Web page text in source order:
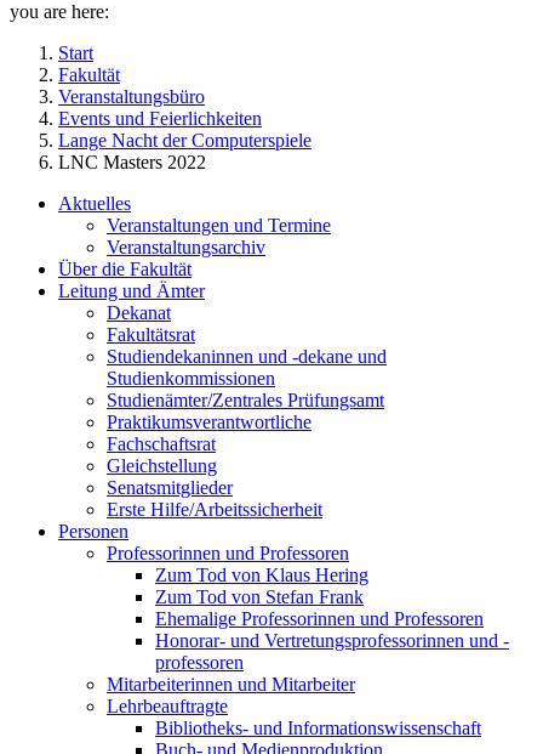
you are here:
Start
Fakultät
Veranstaltungsbüro
Events und Feierlichkeiten
Lange Nacht der Computerspiele
LNC Masters 2022
Aktuelles
Veranstaltungen und Termine
Veranstaltungsarchiv
Über die Fakultät
Leitung und Ämter
Dekanat
Fakultätsrat
Studiendekaninnen und -dekane und
Studienkommissionen
Studienämter/Zentrales Prüfungsamt
Praktikumsverantwortliche
Fachschaftsrat
Gleichstellung
Senatsmitglieder
Erste Hilfe/Arbeitssicherheit
Personen
Professorinnen und Professoren
Zum Tod von Klaus Hering
Zum Tod von Stefan Frank
Ehemalige Professorinnen und Professoren
Honorar- und Vertretungsprofessorinnen und -
professoren
Mitarbeiterinnen und Mitarbeiter
Lehrbeauftragte
Bibliotheks- und Informationswissenschaft